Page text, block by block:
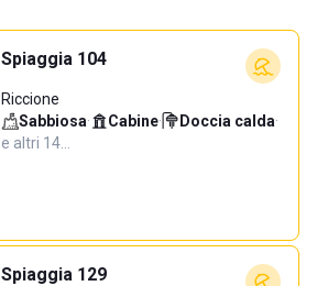
Spiaggia 104
Riccione
Sabbiosa· Cabine· Doccia calda·
e altri 14…
Spiaggia 129